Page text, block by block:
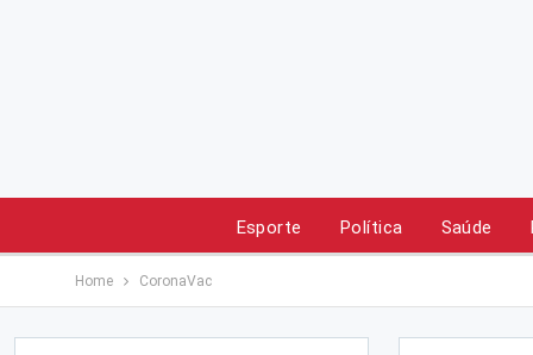
Esporte Política Saúde
Home CoronaVac